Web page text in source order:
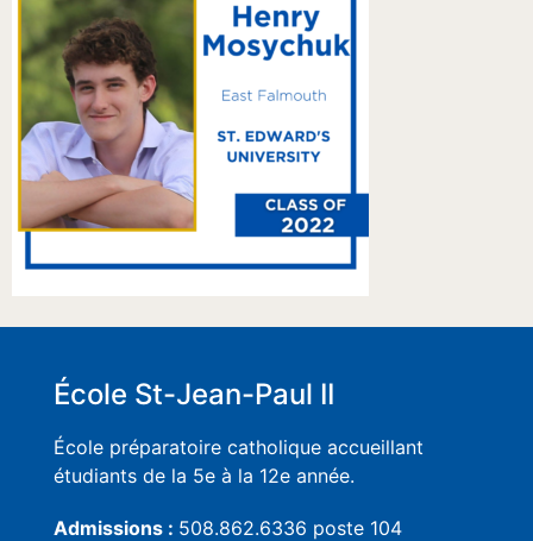
École St-Jean-Paul II
École préparatoire catholique accueillant
étudiants de la 5e à la 12e année.
Admissions : 508.862.6336 poste 104